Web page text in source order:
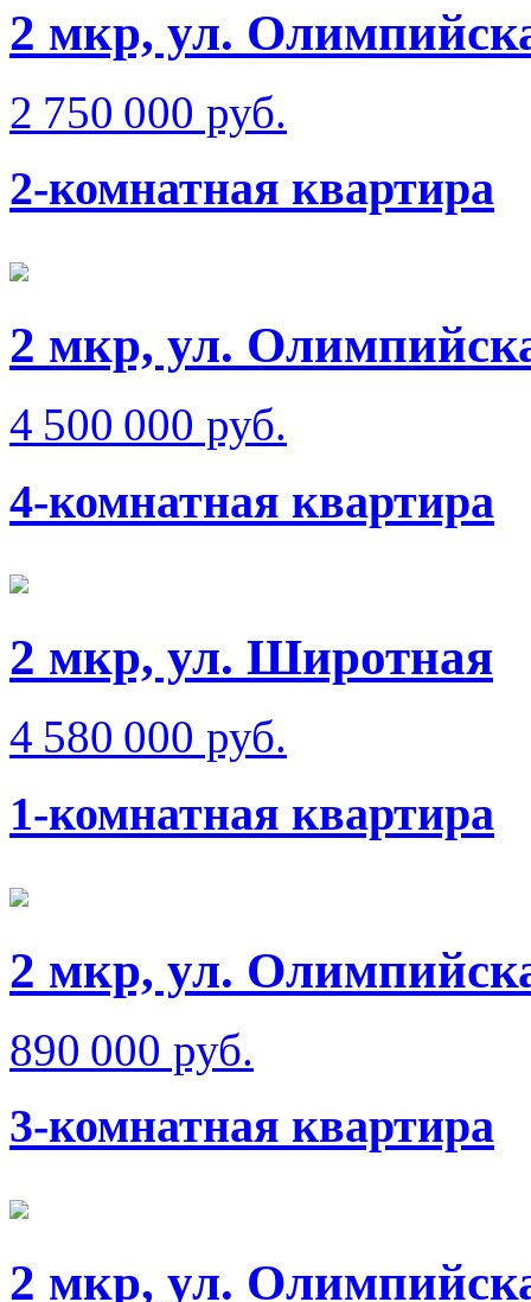
2 мкр, ул.
2 750 000 руб.
2-комнатная квартира
2 мкр, ул.
4 500 000 руб.
4-комнатная квартира
2 мкр, ул. Широтная
4 580 000 руб.
1-комнатная квартира
2 мкр, ул.
890 000 руб.
3-комнатная квартира
2 мкр, ул.